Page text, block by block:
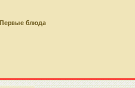
Первые блюда